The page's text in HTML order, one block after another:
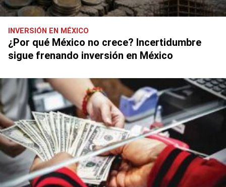
INVERSIÓN EN MÉXICO
¿Por qué México no crece? Incertidumbre
sigue frenando inversión en México